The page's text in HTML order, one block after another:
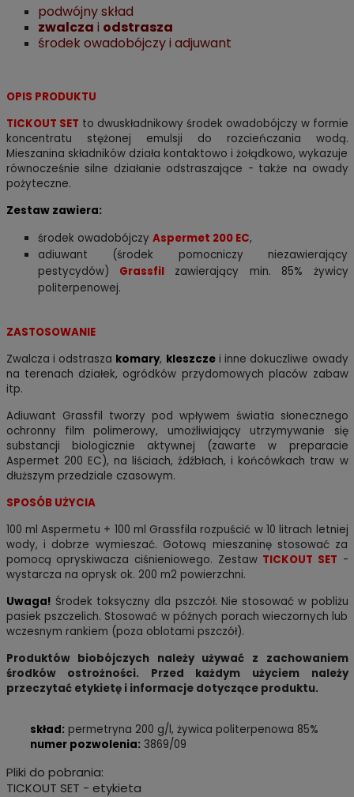
podwójny skład
zwalcza i odstrasza
środek owadobójczy i adjuwant
OPIS PRODUKTU
TICKOUT SET to dwuskładnikowy środek owadobójczy w formie
koncentratu stężonej emulsji do rozcieńczania wodą.
Mieszanina składników działa kontaktowo i żołądkowo, wykazuje
równocześnie silne działanie odstraszające - także na owady
pożyteczne.
Zestaw zawiera:
środek owadobójczy Aspermet 200 EC,
adiuwant (środek pomocniczy niezawierający
pestycydów) Grassfilzawierający min. 85% żywicy
politerpenowej.
ZASTOSOWANIE
Zwalcza i odstrasza komary, kleszczei inne dokuczliwe owady
na terenach działek, ogródków przydomowych placów zabaw
itp.
Adiuwant Grassfil tworzy pod wpływem światła słonecznego
ochronny film polimerowy, umożliwiający utrzymywanie się
substancji biologicznie aktywnej (zawarte w preparacie
Aspermet 200 EC), na liściach, źdźbłach, i końcówkach traw w
dłuższym przedziale czasowym.
SPOSÓB UŻYCIA
100 ml Aspermetu + 100 ml Grassfila rozpuścić w 10 litrach letniej
wody, i dobrze wymieszać. Gotową mieszaninę stosować za
pomocą opryskiwacza ciśnieniowego. Zestaw TICKOUT SET -
wystarcza na oprysk ok. 200 m2 powierzchni.
Uwaga! Środek toksyczny dla pszczół. Nie stosować w pobliżu
pasiek pszczelich. Stosować w późnych porach wieczornych lub
wczesnym rankiem (poza oblotami pszczół).
Produktów biobójczych należy używać z zachowaniem
środków ostrożności. Przed każdym użyciem należy
przeczytać etykietę i informacje dotyczące produktu.
skład: permetryna 200 g/l, żywica politerpenowa 85%
numer pozwolenia: 3869/09
Pliki do pobrania:
TICKOUT SET - etykieta